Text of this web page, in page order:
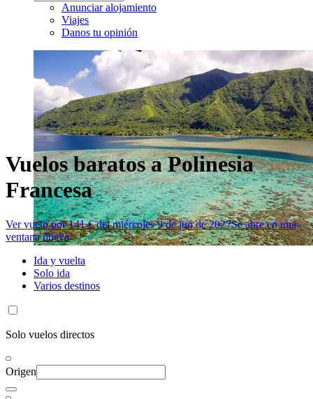
Anunciar alojamiento
Viajes
Danos tu opinión
Vuelos baratos a Polinesia
Francesa
Ver vuelo por 141 € del miércoles 9 de jun de 2027Se abre en una
ventana nueva
Ida y vuelta
Solo ida
Varios destinos
Solo vuelos directos
Origen